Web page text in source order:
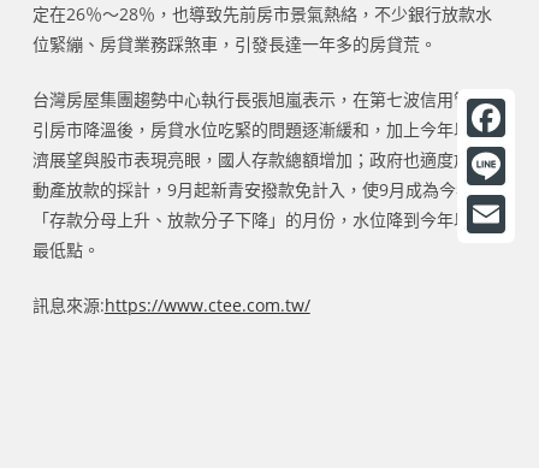
定在26％～28％，也導致先前房市景氣熱絡，不少銀行放款水
位緊繃、房貸業務踩煞車，引發長達一年多的房貸荒。
台灣房屋集團趨勢中心執行長張旭嵐表示，在第七波信用管制導
引房市降溫後，房貸水位吃緊的問題逐漸緩和，加上今年以來經
濟展望與股市表現亮眼，國人存款總額增加；政府也適度放寬不
動產放款的採計，9月起新青安撥款免計入，使9月成為今年首度
「存款分母上升、放款分子下降」的月份，水位降到今年以來的
最低點。
訊息來源:https://www.ctee.com.tw/
F
a
c
L